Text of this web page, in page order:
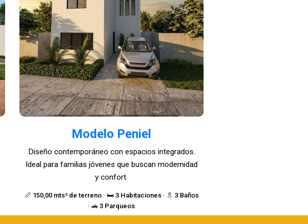
Modelo Peniel
📏 150,00 mts² de terreno · 🛏️ 3 Habitaciones · 🚿 3 Baños
· 🚗 3 Parqueos
Diseño contemporáneo con espacios integrados.
Ideal para familias jóvenes que buscan modernidad
y confort.